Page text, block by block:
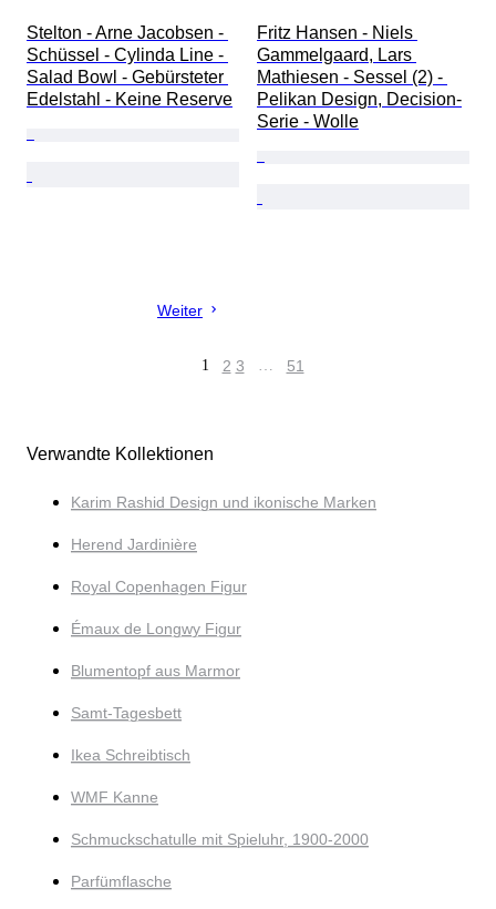
Stelton - Arne Jacobsen -
Schüssel - Cylinda Line -
Salad Bowl - Gebürsteter
Edelstahl - Keine Reserve
Fritz Hansen - Niels
Gammelgaard, Lars
Mathiesen - Sessel (2) -
Pelikan Design, Decision-
Serie - Wolle
Weiter
1 2 3 … 51
Verwandte Kollektionen
Karim Rashid Design und ikonische Marken
Herend Jardinière
Royal Copenhagen Figur
Émaux de Longwy Figur
Blumentopf aus Marmor
Samt-Tagesbett
Ikea Schreibtisch
WMF Kanne
Schmuckschatulle mit Spieluhr, 1900-2000
Parfümflasche